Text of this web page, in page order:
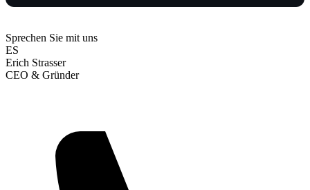
Sprechen Sie mit uns
ES
Erich Strasser
CEO & Gründer